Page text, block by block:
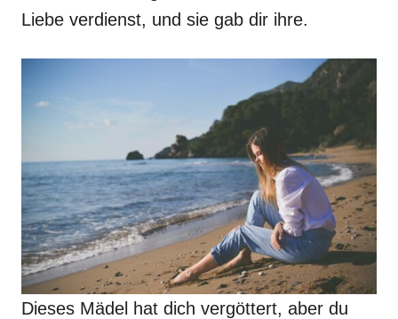
Liebe verdienst, und sie gab dir ihre.
Dieses Mädel hat dich vergöttert, aber du